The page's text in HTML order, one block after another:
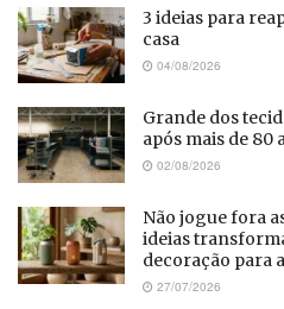
3 ideias para
casa
04/08/2026
Grande dos
após mais de 80
02/08/2026
Não jogue fora
ideias
decoração para
27/07/2026